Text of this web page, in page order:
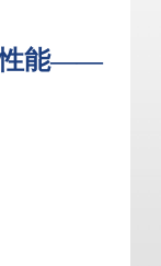
性能——